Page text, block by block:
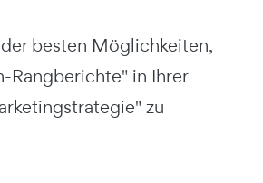
besten Möglichkeiten,
Rangberichte" in Ihrer
zu